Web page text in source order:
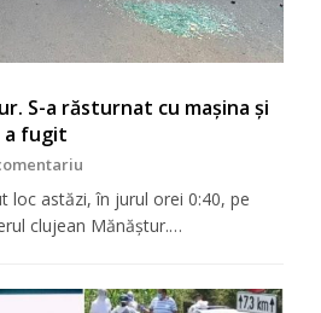
S-a răsturnat cu mașina și
a fugit
loc astăzi, în jurul orei 0:40, pe
clujean Mănăștur.…